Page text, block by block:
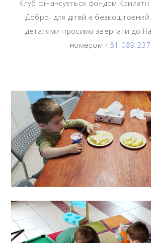
Клуб фінансується фондом Крилаті
Добро- для дітей є безкоштовний.
деталями просимо звертати до
номером451 089 237